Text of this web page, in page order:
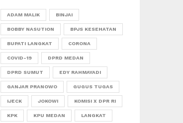
ADAM MALIK BINJAI
BOBBY NASUTION BPJS KESEHATAN
BUPATI LANGKAT CORONA
COVID-19 DPRD MEDAN
DPRD SUMUT EDY RAHMAYADI
GANJAR PRANOWO GUGUS TUGAS
IJECK JOKOWI KOMISI X DPR RI
KPK KPU MEDAN LANGKAT